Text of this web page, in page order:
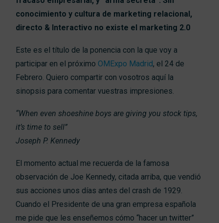
Search
conocimiento y cultura de marketing relacional,
directo & Interactivo no existe el marketing 2.0
Este es el título de la ponencia con la que voy a
participar en el próximo OMExpo Madrid, el 24 de
Febrero. Quiero compartir con vosotros aquí la
sinopsis para comentar vuestras impresiones.
“When even shoeshine boys are giving you stock tips,
it’s time to sell”
Joseph P. Kennedy
El momento actual me recuerda de la famosa
observación de Joe Kennedy, citada arriba, que vendió
sus acciones unos días antes del crash de 1929.
Cuando el Presidente de una gran empresa española
me pide que les enseñemos cómo “hacer un twitter”